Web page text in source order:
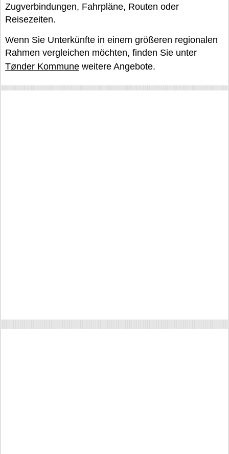
Zugverbindungen, Fahrpläne, Routen oder
Reisezeiten.
Wenn Sie Unterkünfte in einem größeren regionalen
Rahmen vergleichen möchten, finden Sie unter
Tønder Kommune weitere Angebote.